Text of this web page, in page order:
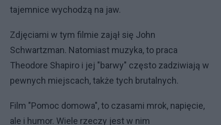
tajemnice wychodzą na jaw.
Zdjęciami w tym filmie zajął się John
Schwartzman. Natomiast muzyka, to praca
Theodore Shapiro i jej "barwy" często zadziwiają w
pewnych miejscach, także tych brutalnych.
Film "Pomoc domowa", to czasami mrok, napięcie,
ale i humor. Wiele rzeczy jest w nim